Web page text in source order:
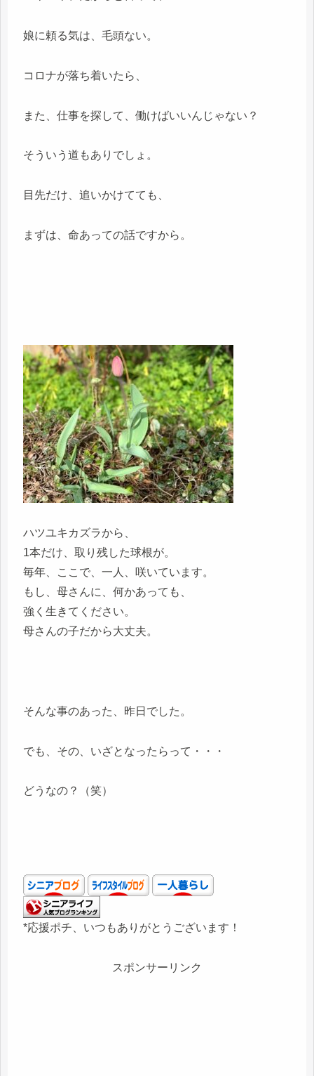
娘に頼る気は、毛頭ない。
コロナが落ち着いたら、
また、仕事を探して、働けばいいんじゃない？
そういう道もありでしょ。
目先だけ、追いかけてても、
まずは、命あっての話ですから。
ハツユキカズラから、
1本だけ、取り残した球根が。
毎年、ここで、一人、咲いています。
もし、母さんに、何かあっても、
強く生きてください。
母さんの子だから大丈夫。
そんな事のあった、昨日でした。
でも、その、いざとなったらって・・・
どうなの？（笑）
*応援ポチ、いつもありがとうございます！
スポンサーリンク